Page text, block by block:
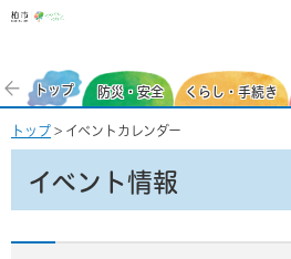
柏市
トップ 防災・安全 くらし・手続き
トップ > イベントカレンダー
イベント情報